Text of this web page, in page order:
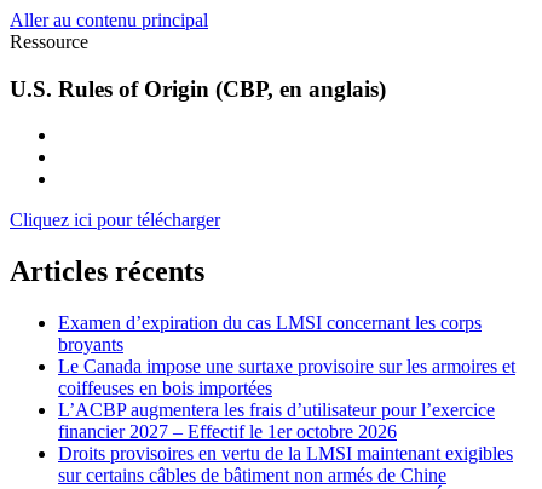
Aller au contenu principal
Ressource
U.S. Rules of Origin (CBP, en anglais)
Cliquez ici pour télécharger
Articles récents
Examen d’expiration du cas LMSI concernant les corps
broyants
Le Canada impose une surtaxe provisoire sur les armoires et
coiffeuses en bois importées
L’ACBP augmentera les frais d’utilisateur pour l’exercice
financier 2027 – Effectif le 1er octobre 2026
Droits provisoires en vertu de la LMSI maintenant exigibles
sur certains câbles de bâtiment non armés de Chine